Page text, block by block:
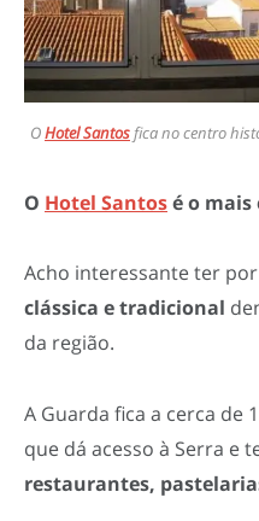
OHotel Santosfica no centro
O Hotel Santosé o
Acho interessante ter
clássica e tradicional
da região.
A Guarda fica a cerca de
que dá acesso à Serra e
restaurantes,